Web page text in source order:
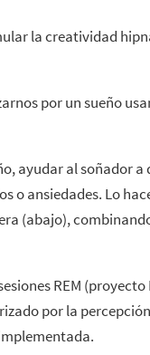
la creatividad
por un sueño
ayudar al soñador a
o ansiedades. Lo
(abajo),
REM
por la